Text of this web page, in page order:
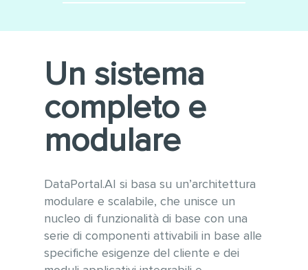
Minimizza le integrazioni
Conforme alle linee guida
WCAG 2.1 per l’accessibilità e
OWASP per la sicurezza
informatica
Gestione ottimizzata di grandi
quantità di dati e tabelle
record
Un sistema
completo e
modulare
DataPortal.AI si basa su un’architettura
modulare e scalabile, che unisce un
nucleo di funzionalità di base con una
serie di componenti attivabili in base alle
specifiche esigenze del cliente e dei